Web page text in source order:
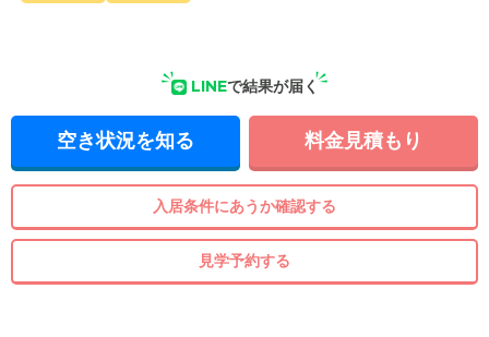
LINEで結果が届く
空き状況を知る 料金見積もり
入居条件にあうか確認する
見学予約する